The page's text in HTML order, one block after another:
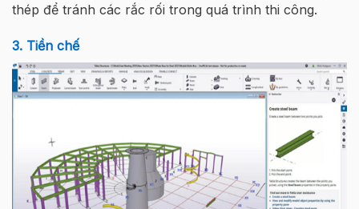
thép để tránh các rắc rối trong quá trình thi công.
3. Tiền chế